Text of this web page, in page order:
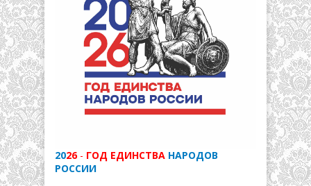
2026 - ГОД ЕДИНСТВА НАРОДОВ
РОССИИ